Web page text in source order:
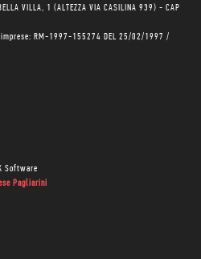
VILLA, 1 (ALTEZZA VIA CASILINA 939) - CAP
RM-1997-155274 DEL 25/02/1997 /
Software
Pagliarini